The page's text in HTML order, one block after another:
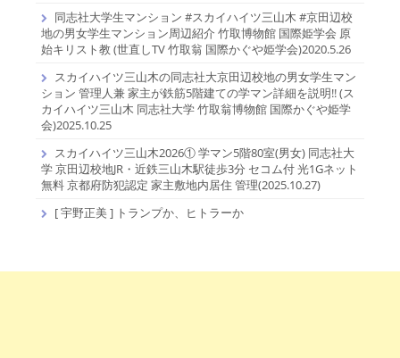
同志社大学生マンション #スカイハイツ三山木 #京田辺校
地の男女学生マンション周辺紹介 竹取博物館 国際姫学会 原
始キリスト教 (世直しTV 竹取翁 国際かぐや姫学会)2020.5.26
スカイハイツ三山木の同志社大京田辺校地の男女学生マン
ション 管理人兼 家主が鉄筋5階建ての学マン詳細を説明!! (ス
カイハイツ三山木 同志社大学 竹取翁博物館 国際かぐや姫学
会)2025.10.25
スカイハイツ三山木2026① 学マン5階80室(男女) 同志社大
学 京田辺校地JR・近鉄三山木駅徒歩3分 セコム付 光1Gネット
無料 京都府防犯認定 家主敷地内居住 管理(2025.10.27)
[ 宇野正美 ] トランプか、ヒトラーか